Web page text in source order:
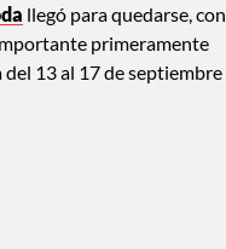
llegó para quedarse, con
primeramente
13 al 17 de septiembre